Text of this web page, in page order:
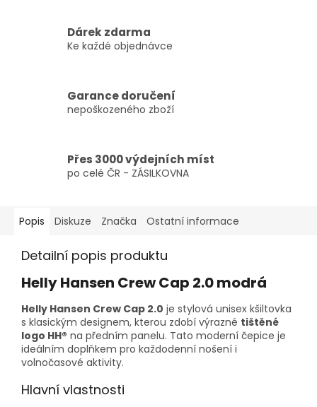
Dárek zdarma
Ke každé objednávce
Garance doručení
nepoškozeného zboží
Přes 3000 výdejních míst
po celé ČR - ZÁSILKOVNA
Popis Diskuze Značka Ostatní informace
Detailní popis produktu
Helly Hansen Crew Cap 2.0 modrá
Helly Hansen Crew Cap 2.0 je stylová unisex kšiltovka
s klasickým designem, kterou zdobí výrazné tištěné
logo HH® na předním panelu. Tato moderní čepice je
ideálním doplňkem pro každodenní nošení i
volnočasové aktivity.
Hlavní vlastnosti